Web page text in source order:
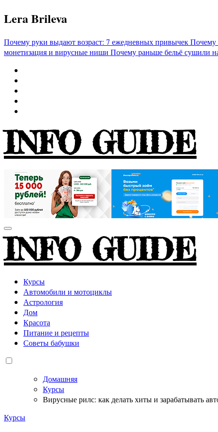
Перейти
к
Lera Brileva
Почему руки выдают возраст: 7 ежедневных привычекПочему
монетизация и вирусные ниши Почему раньше бельё сушили
INFO GUIDE
INFO GUIDE
Курсы
Автомобили и мотоциклы
Астрология
Дом
Красота
Питание и рецепты
Советы бабушки
Домашняя
Курсы
Вирусные рилс: как делать хиты и зарабатывать
Курсы